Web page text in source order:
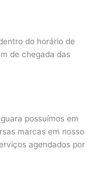
do horário de
de chegada das
possuímos em
marcas em nosso
agendados por